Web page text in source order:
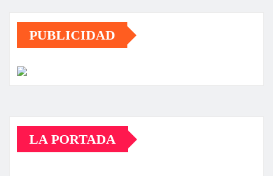
PUBLICIDAD
LA PORTADA